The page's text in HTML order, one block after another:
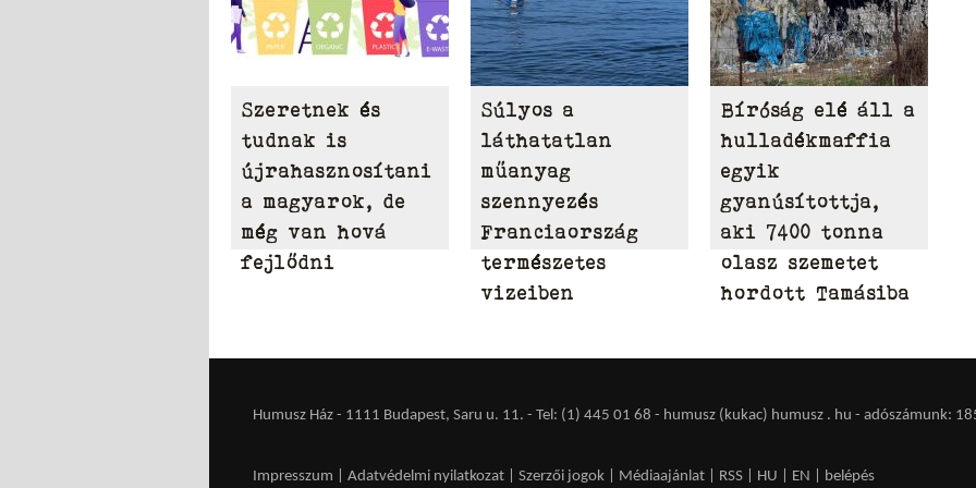
Szeretnek és
tudnak is
újrahasznosítani
a magyarok, de
még van hová
fejlődni
Súlyos a
láthatatlan
műanyag
szennyezés
Franciaország
természetes
vizeiben
Bíróság elé áll a
hulladékmaffia
egyik
gyanúsítottja,
aki 7400 tonna
olasz szemetet
hordott Tamásiba
Humusz Ház - 1111 Budapest, Saru u. 11. - Tel: (1) 445 01 68 - humusz (kukac) humusz . hu - adószámunk:
Impresszum Adatvédelmi nyilatkozat Szerzői jogok Médiaajánlat RSS HU EN belépés